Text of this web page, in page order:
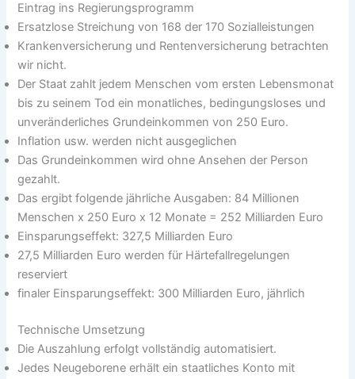
Eintrag ins Regierungsprogramm
Ersatzlose Streichung von 168 der 170 Sozialleistungen
Krankenversicherung und Rentenversicherung betrachten
wir nicht.
Der Staat zahlt jedem Menschen vom ersten Lebensmonat
bis zu seinem Tod ein monatliches, bedingungsloses und
unveränderliches Grundeinkommen von 250 Euro.
Inflation usw. werden nicht ausgeglichen
Das Grundeinkommen wird ohne Ansehen der Person
gezahlt.
Das ergibt folgende jährliche Ausgaben: 84 Millionen
Menschen x 250 Euro x 12 Monate = 252 Milliarden Euro
Einsparungseffekt: 327,5 Milliarden Euro
27,5 Milliarden Euro werden für Härtefallregelungen
reserviert
finaler Einsparungseffekt: 300 Milliarden Euro, jährlich
Technische Umsetzung
Die Auszahlung erfolgt vollständig automatisiert.
Jedes Neugeborene erhält ein staatliches Konto mit